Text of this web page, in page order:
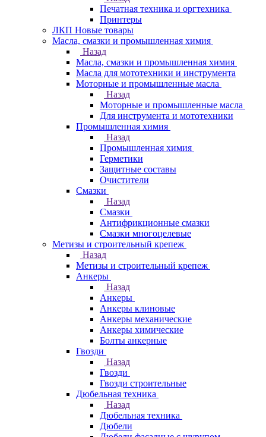
Печатная техника и оргтехника
Принтеры
ЛКП Новые товары
Масла, смазки и промышленная химия
Назад
Масла, смазки и промышленная химия
Масла для мототехники и инструмента
Моторные и промышленные масла
Назад
Моторные и промышленные масла
Для инструмента и мототехники
Промышленная химия
Назад
Промышленная химия
Герметики
Защитные составы
Очистители
Смазки
Назад
Смазки
Антифрикционные смазки
Смазки многоцелевые
Метизы и строительный крепеж
Назад
Метизы и строительный крепеж
Анкеры
Назад
Анкеры
Анкеры клиновые
Анкеры механические
Анкеры химические
Болты анкерные
Гвозди
Назад
Гвозди
Гвозди строительные
Дюбельная техника
Назад
Дюбельная техника
Дюбели